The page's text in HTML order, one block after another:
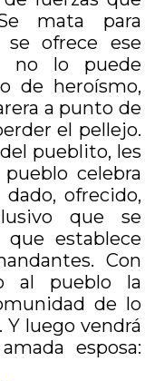
mata para
se ofrece ese
no lo puede
de heroísmo,
a punto de
el pellejo.
pueblito, les
celebra
ofrecido,
que se
establece
Con
al pueblo la
de lo
Y luego vendrá
esposa: